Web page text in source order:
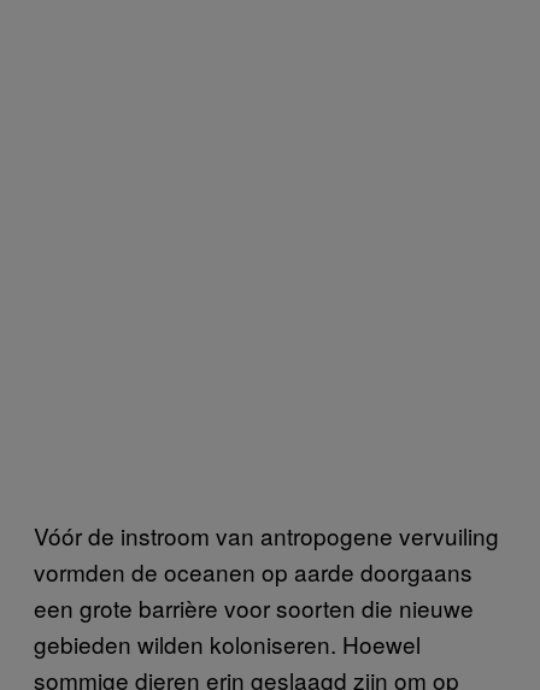
Vóór de instroom van antropogene vervuiling
vormden de oceanen op aarde doorgaans
een grote barrière voor soorten die nieuwe
gebieden wilden koloniseren. Hoewel
sommige dieren erin geslaagd zijn om op